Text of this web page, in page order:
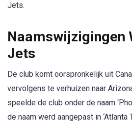
Jets.
Naamswijzigingen
Jets
De club komt oorspronkelijk uit
vervolgens te verhuizen naar
speelde de club onder de naam
de naam werd aangepast in ‘Atlanta